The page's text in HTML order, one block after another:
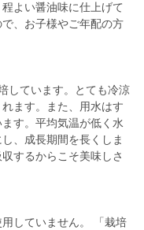
よい醤油味に仕上げて
、お子様やご年配の方
しています。とても冷涼
ます。また、用水はす
す。平均気温が低く水
、成長期間を長くしま
するからこそ美味しさ
していません。 「栽培